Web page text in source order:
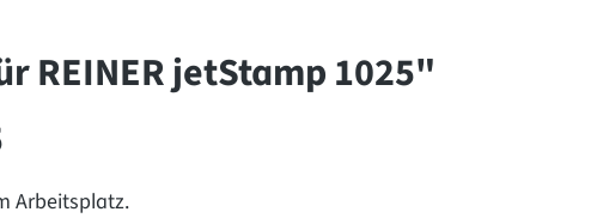
jetStamp 1025"
Arbeitsplatz.